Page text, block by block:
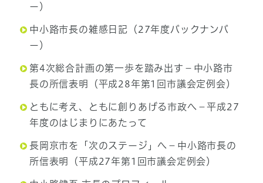
ー）
中小路市長の雑感日記（27年度バックナンバ
ー）
第4次総合計画の第一歩を踏み出す－中小路市
長の所信表明（平成28年第1回市議会定例会）
ともに考え、ともに創りあげる市政へ－平成27
年度のはじまりにあたって
長岡京市を「次のステージ」へ－中小路市長の
所信表明（平成27年第1回市議会定例会）